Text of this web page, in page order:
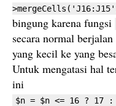
bingung karena fungsi
secara normal
yang kecil ke yang
Untuk mengatasi hal
ini
$n = $n <= 16 ? 17 :